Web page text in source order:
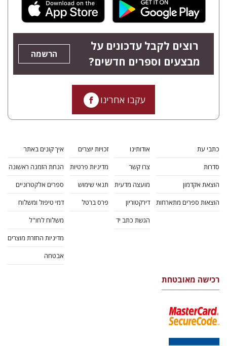
רוצים לקבל עדכונים על
מבצעים וספרים חדשים?
הרשמה
עקבו אחרינו
כתבי עת
סדרות
הוצאת אקדמון
הוצאות ספרים מתארחות
אודותינו
צרו קשר
מועצה מדעית
דירקטוריון
הגשת כתב יד
זכויות יוצרים
מדיניות פרטיות
תנאי שימוש
פרס ברטל
איך קונים באתר
הנחת הזמנה ראשונה
ספרים אלקטרוניים
דמי טיפול ומשלוח
משלוח לחו"ל
מדיניות החזרת מוצרים
אבטחה
רכישה מאובטחת